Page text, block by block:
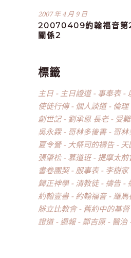
2007 年 4 月 9 日
20070409約翰福音第
關係2
標籤
主日 主日證道 事奉表
使徒行傳
個人談道 倫理
創世記
劉承恩 長老 受
吳永霖
哥林多後書 哥林
夏令營
大祭司的禱告
天
張肇松
慕道班 提摩太前
書卷團契
服事表 李樹家
歸正神學
清教徒 禱告
約翰壹書
約翰福音 羅馬
腓立比教會
舊約中的基督
證道
週報 鄭吉原 醫治